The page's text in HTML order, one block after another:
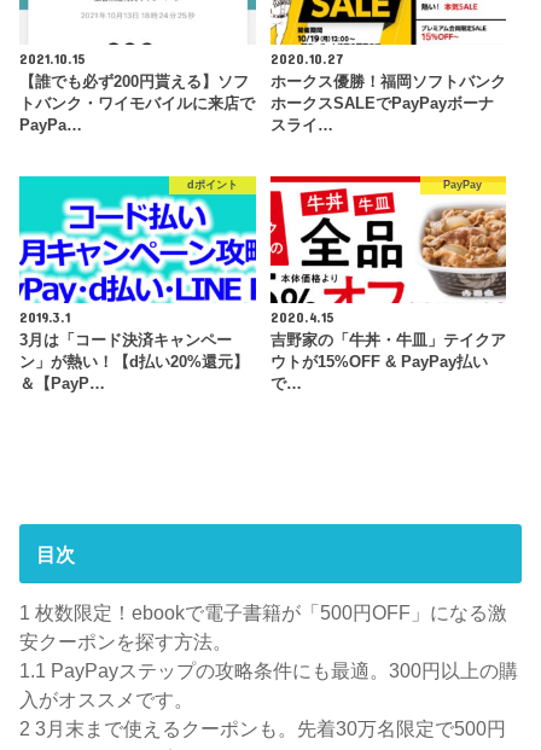
2021.10.15
【誰でも必ず200円貰える】ソフ
トバンク・ワイモバイルに来店で
PayPa…
2020.10.27
ホークス優勝！福岡ソフトバンク
ホークスSALEでPayPayボーナ
スライ…
dポイント
2019.3.1
3月は「コード決済キャンペー
ン」が熱い！【d払い20%還元】
＆【PayP…
PayPay
2020.4.15
吉野家の「牛丼・牛皿」テイクア
ウトが15%OFF & PayPay払い
で…
目次
1 枚数限定！ebookで電子書籍が「500円OFF」になる激
安クーポンを探す方法。
1.1 PayPayステップの攻略条件にも最適。300円以上の購
入がオススメです。
2 3月末まで使えるクーポンも。先着30万名限定で500円